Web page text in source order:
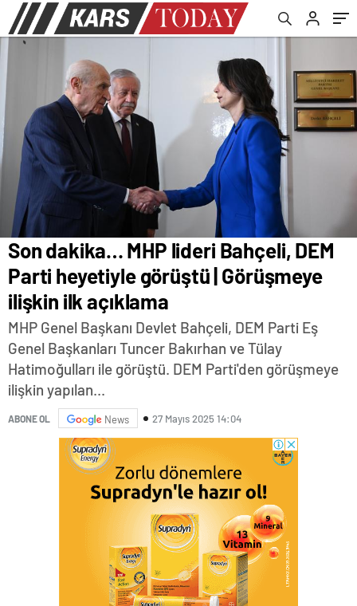
açıklama
Son dakika… MHP lideri Bahçeli, DEM
Parti heyetiyle görüştü | Görüşmeye
ilişkin ilk açıklama
MHP Genel Başkanı Devlet Bahçeli, DEM Parti Eş
Genel Başkanları Tuncer Bakırhan ve Tülay
Hatimoğulları ile görüştü. DEM Parti'den görüşmeye
ilişkin yapılan...
ABONE OL News 27 Mayıs 2025 14:04